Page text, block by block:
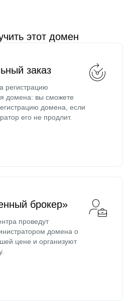
этот домен
заказ
регистрацию
домена: вы сможете
домена, если
его не продлит.
брокер»
проведут
домена о
цене и организуют